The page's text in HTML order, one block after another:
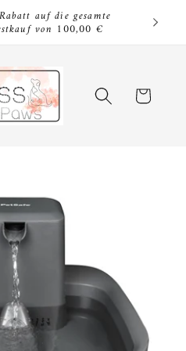
auf die gesamte
von 100,00 €
Warenkorb